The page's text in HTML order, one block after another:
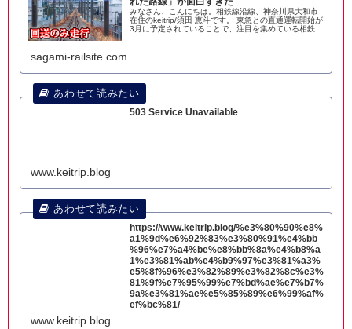
みなさん、こんにちは。相鉄線沿線、神奈川県大和市
在住のkeitrip/須田 恵斗です。 東急との直通運転開始が
3月に予定されていることで、注目を集めている相鉄。
sagami-railsite.com
503 Service Unavailable
www.keitrip.blog
https://www.keitrip.blog/%e3%80%90%e8%
a1%9d%e6%92%83%e3%80%91%e4%bb
%96%e7%a4%be%e8%bb%8a%e4%b8%a
1%e3%81%ab%e4%b9%97%e3%81%a3%
e5%8f%96%e3%82%89%e3%82%8c%e3%
81%9f%e7%95%99%e7%bd%ae%e7%b7%
9a%e3%81%ae%e5%85%89%e6%99%af%
ef%bc%81/
www.keitrip.blog